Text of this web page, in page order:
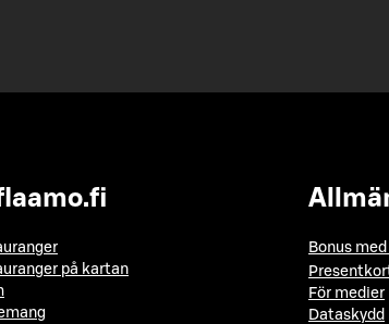
på kartan
Bonus
För medier
Dataskydd